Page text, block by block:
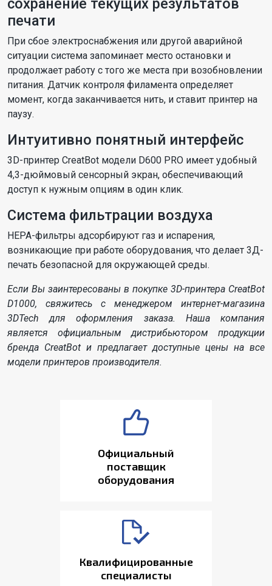
сохранение текущих результатов
печати
При сбое электроснабжения или другой аварийной
ситуации система запоминает место остановки и
продолжает работу с того же места при возобновлении
питания. Датчик контроля филамента определяет
момент, когда заканчивается нить, и ставит принтер на
паузу.
Интуитивно понятный интерфейс
3D-принтер CreatBot модели D600 PRO имеет удобный
4,3-дюймовый сенсорный экран, обеспечивающий
доступ к нужным опциям в один клик.
Система фильтрации воздуха
HEPA-фильтры адсорбируют газ и испарения,
возникающие при работе оборудования, что делает 3Д-
печать безопасной для окружающей среды.
Если Вы заинтересованы в покупке 3D-принтера CreatBot
D1000, свяжитесь с менеджером интернет-магазина
3DTech для оформления заказа. Наша компания
является официальным дистрибьютором продукции
бренда CreatBot и предлагает доступные цены на все
модели принтеров производителя.
Официальный
поставщик
оборудования
Квалифицированные
специалисты